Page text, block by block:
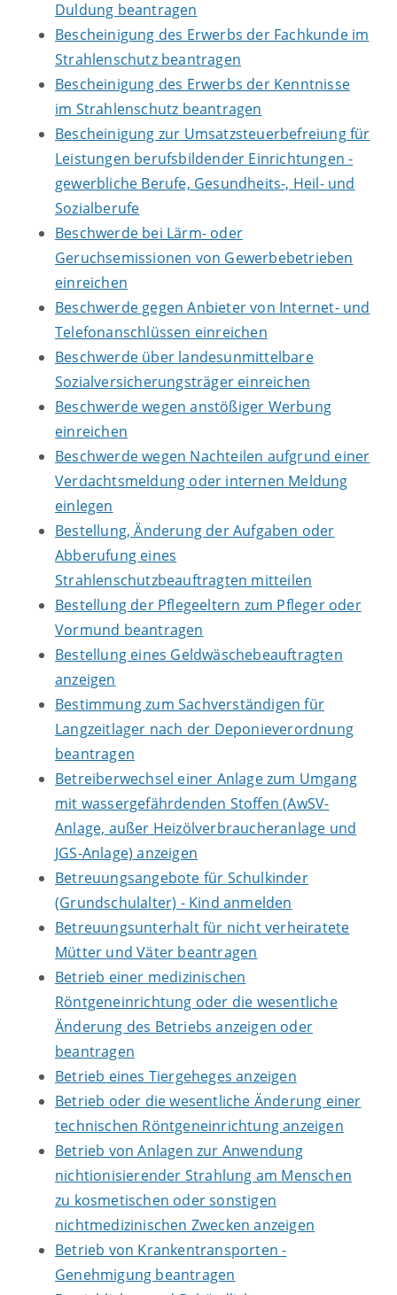
Duldung beantragen
Bescheinigung des Erwerbs der Fachkunde im
Strahlenschutz beantragen
Bescheinigung des Erwerbs der Kenntnisse
im Strahlenschutz beantragen
Bescheinigung zur Umsatzsteuerbefreiung für
Leistungen berufsbildender Einrichtungen -
gewerbliche Berufe, Gesundheits-, Heil- und
Sozialberufe
Beschwerde bei Lärm- oder
Geruchsemissionen von Gewerbebetrieben
einreichen
Beschwerde gegen Anbieter von Internet- und
Telefonanschlüssen einreichen
Beschwerde über landesunmittelbare
Sozialversicherungsträger einreichen
Beschwerde wegen anstößiger Werbung
einreichen
Beschwerde wegen Nachteilen aufgrund einer
Verdachtsmeldung oder internen Meldung
einlegen
Bestellung, Änderung der Aufgaben oder
Abberufung eines
Strahlenschutzbeauftragten mitteilen
Bestellung der Pflegeeltern zum Pfleger oder
Vormund beantragen
Bestellung eines Geldwäschebeauftragten
anzeigen
Bestimmung zum Sachverständigen für
Langzeitlager nach der Deponieverordnung
beantragen
Betreiberwechsel einer Anlage zum Umgang
mit wassergefährdenden Stoffen (AwSV-
Anlage, außer Heizölverbraucheranlage und
JGS-Anlage) anzeigen
Betreuungsangebote für Schulkinder
(Grundschulalter) - Kind anmelden
Betreuungsunterhalt für nicht verheiratete
Mütter und Väter beantragen
Betrieb einer medizinischen
Röntgeneinrichtung oder die wesentliche
Änderung des Betriebs anzeigen oder
beantragen
Betrieb eines Tiergeheges anzeigen
Betrieb oder die wesentliche Änderung einer
technischen Röntgeneinrichtung anzeigen
Betrieb von Anlagen zur Anwendung
nichtionisierender Strahlung am Menschen
zu kosmetischen oder sonstigen
nichtmedizinischen Zwecken anzeigen
Betrieb von Krankentransporten -
Genehmigung beantragen